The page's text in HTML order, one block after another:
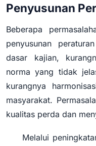
Penyusunan
Beberapa
penyusunan
dasar kajian,
norma yang tidak
kurangnya
masyarakat.
kualitas perda dan
Melalui